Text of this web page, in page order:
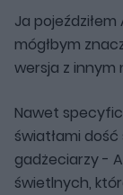
Ja
mógłbym
wersja z innym
Nawet
światłami dość
gadżeciarzy -
świetlnych,